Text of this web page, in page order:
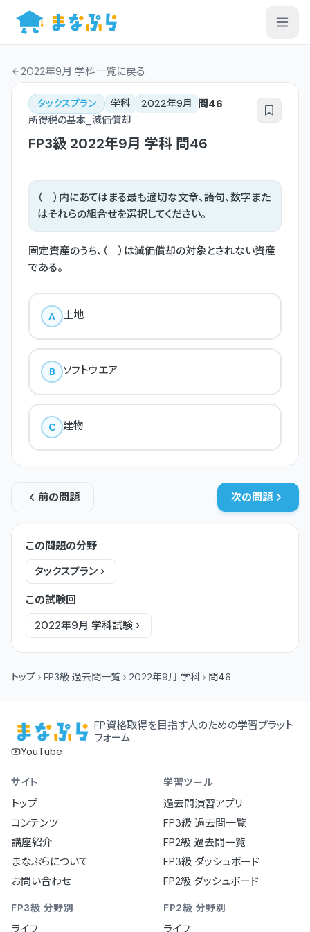
2022年9月 学科一覧に戻る
タックスプラン 学科 2022年9月 問46
所得税の基本_減価償却
FP3級 2022年9月 学科 問46
（ ）内にあてはまる最も適切な文章、語句、数字また
はそれらの組合せを選択してください。
固定資産のうち、（ ）は減価償却の対象とされない資産
である。
A 土地
B ソフトウエア
C 建物
前の問題 次の問題
この問題の分野
タックスプラン
この試験回
2022年9月 学科試験
トップ FP3級 過去問一覧 2022年9月 学科 問46
FP資格取得を目指す人のための学習プラット
フォーム
YouTube
サイト
トップ
コンテンツ
講座紹介
まなぷらについて
お問い合わせ
学習ツール
過去問演習アプリ
FP3級 過去問一覧
FP2級 過去問一覧
FP3級 ダッシュボード
FP2級 ダッシュボード
FP3級 分野別
ライフ
FP2級 分野別
ライフ